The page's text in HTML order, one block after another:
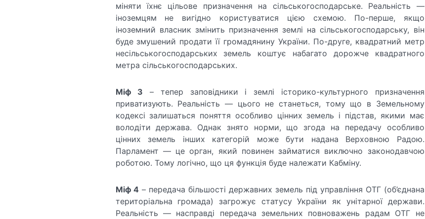
міняти їхнє цільове призначення на сільськогосподарське. Реальність —
іноземцям не вигідно користуватися цією схемою. По-перше, якщо
іноземний власник змінить призначення землі на сільськогосподарську, він
буде змушений продати її громадянину України. По-друге, квадратний метр
несільськогосподарських земель коштує набагато дорожче квадратного
метра сільськогосподарських.
Міф 3 – тепер заповідники і землі історико-культурного призначення
приватизують. Реальність — цього не станеться, тому що в Земельному
кодексі залишаться поняття особливо цінних земель і підстав, якими має
володіти держава. Однак знято норми, що згода на передачу особливо
цінних земель інших категорій може бути надана Верховною Радою.
Парламент — це орган, який повинен займатися виключно законодавчою
роботою. Тому логічно, що ця функція буде належати Кабміну.
Міф 4 – передача більшості державних земель під управління ОТГ (об’єднана
територіальна громада) загрожує статусу України як унітарної держави.
Реальність — насправді передача земельних повноважень радам ОТГ не